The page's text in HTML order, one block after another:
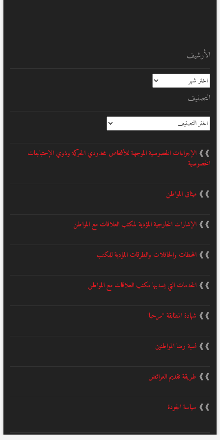
الأرشيف
الأرشيف
التصنيف
التصنيف
❱❱ الإجراءات الخصوصية الموجهة للأشخاص محدودي الحركة وذوي الإحتياجات
الخصوصية
❱❱ ميثاق المواطن
❱❱ الإشارات الخارجية المؤدية لمكتب العلاقات مع المواطن
❱❱ المحطات والحافلات والطرقات المؤدية للمكتب
❱❱ الخدمات التي يسديها مكتب العلاقات مع المواطن
❱❱ شهادة المطابقة "مرحبا"
❱❱ نسبة رضا المواطنين
❱❱ طريقة تقديم العرائض
❱❱ سياسة الجودة